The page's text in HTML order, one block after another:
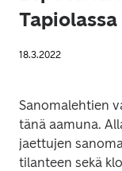
Tapiolassa
18.3.2022
Sanomalehtien
tänä aamuna.
jaettujen
tilanteen sekä